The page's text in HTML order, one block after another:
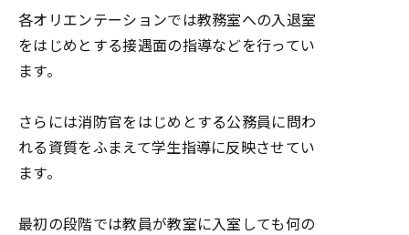
各オリエンテーションでは教務室への入退室
をはじめとする接遇面の指導などを行ってい
ます。
さらには消防官をはじめとする公務員に問わ
れる資質をふまえて学生指導に反映させてい
ます。
最初の段階では教員が教室に入室しても何の